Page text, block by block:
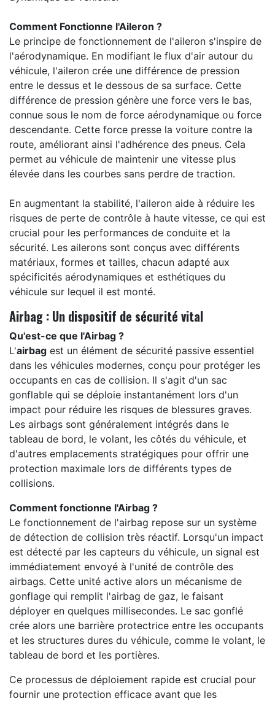
Comment Fonctionne l'Aileron ?
Le principe de fonctionnement de l'aileron s'inspire de
l'aérodynamique. En modifiant le flux d'air autour du
véhicule, l'aileron crée une différence de pression
entre le dessus et le dessous de sa surface. Cette
différence de pression génère une force vers le bas,
connue sous le nom de force aérodynamique ou force
descendante. Cette force presse la voiture contre la
route, améliorant ainsi l'adhérence des pneus. Cela
permet au véhicule de maintenir une vitesse plus
élevée dans les courbes sans perdre de traction.
En augmentant la stabilité, l'aileron aide à réduire les
risques de perte de contrôle à haute vitesse, ce qui est
crucial pour les performances de conduite et la
sécurité. Les ailerons sont conçus avec différents
matériaux, formes et tailles, chacun adapté aux
spécificités aérodynamiques et esthétiques du
véhicule sur lequel il est monté.
Airbag : Un dispositif de sécurité vital
Qu'est-ce que l'Airbag ?
L'airbag est un élément de sécurité passive essentiel
dans les véhicules modernes, conçu pour protéger les
occupants en cas de collision. Il s'agit d'un sac
gonflable qui se déploie instantanément lors d'un
impact pour réduire les risques de blessures graves.
Les airbags sont généralement intégrés dans le
tableau de bord, le volant, les côtés du véhicule, et
d'autres emplacements stratégiques pour offrir une
protection maximale lors de différents types de
collisions.
Comment fonctionne l'Airbag ?
Le fonctionnement de l'airbag repose sur un système
de détection de collision très réactif. Lorsqu'un impact
est détecté par les capteurs du véhicule, un signal est
immédiatement envoyé à l'unité de contrôle des
airbags. Cette unité active alors un mécanisme de
gonflage qui remplit l'airbag de gaz, le faisant
déployer en quelques millisecondes. Le sac gonflé
crée alors une barrière protectrice entre les occupants
et les structures dures du véhicule, comme le volant, le
tableau de bord et les portières.
Ce processus de déploiement rapide est crucial pour
fournir une protection efficace avant que les